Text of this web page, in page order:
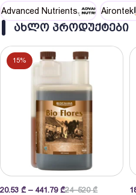
Advanced Nutrients Airontek
ᲐᲮᲚᲝ ᲞᲠᲝᲓᲣᲥᲢᲔᲑᲘ
15%
24–520 ₾
20.53 ₾– 441.79 ₾